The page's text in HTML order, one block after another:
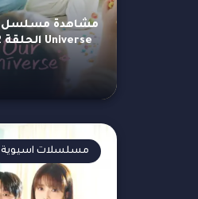
Universe الحلقة 12 مترجمة
مسلسلات اسيوية